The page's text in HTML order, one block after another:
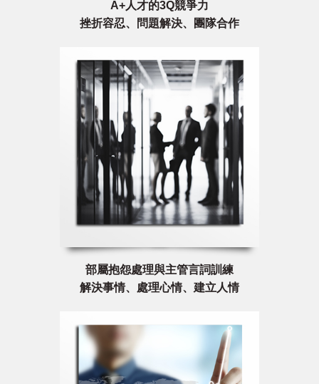
A+人才的3Q競爭力
挫折容忍、問題解決、團隊合作
部屬抱怨處理與主管言詞訓練
解決事情、處理心情、建立人情